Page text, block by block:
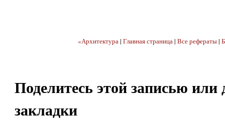
«Архитектура| Главная страница| Все рефераты|
Поделитесь этой записью или
закладки